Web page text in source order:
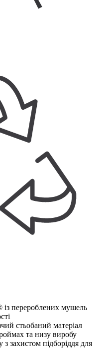
із перероблених мушель
стьобаний матеріал
та низу виробу
захистом підборіддя для